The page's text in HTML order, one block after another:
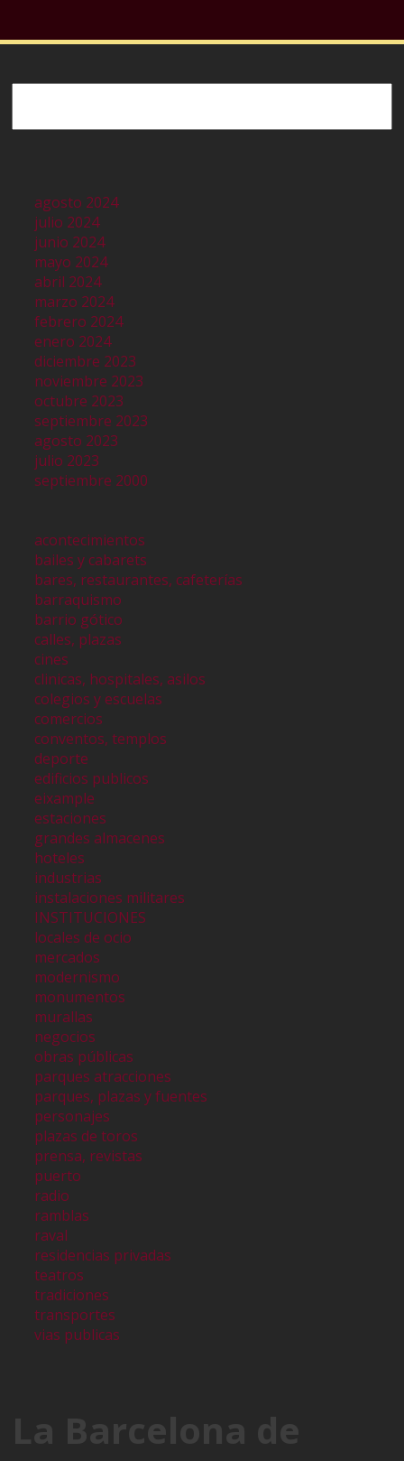
agosto 2024
julio 2024
junio 2024
mayo 2024
abril 2024
marzo 2024
febrero 2024
enero 2024
diciembre 2023
noviembre 2023
octubre 2023
septiembre 2023
agosto 2023
julio 2023
septiembre 2000
acontecimientos
bailes y cabarets
bares, restaurantes, cafeterías
barraquismo
barrio gótico
calles, plazas
cines
clinicas, hospitales, asilos
colegios y escuelas
comercios
conventos, templos
deporte
edificios publicos
eixample
estaciones
grandes almacenes
hoteles
industrias
instalaciones militares
INSTITUCIONES
locales de ocio
mercados
modernismo
monumentos
murallas
negocios
obras públicas
parques atracciones
parques, plazas y fuentes
personajes
plazas de toros
prensa, revistas
puerto
radio
ramblas
raval
residencias privadas
teatros
tradiciones
transportes
vias publicas
La Barcelona de